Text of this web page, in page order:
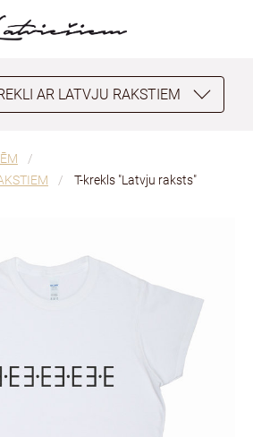
AR LATVJU RAKSTIEM
T-krekls "Latvju raksts"